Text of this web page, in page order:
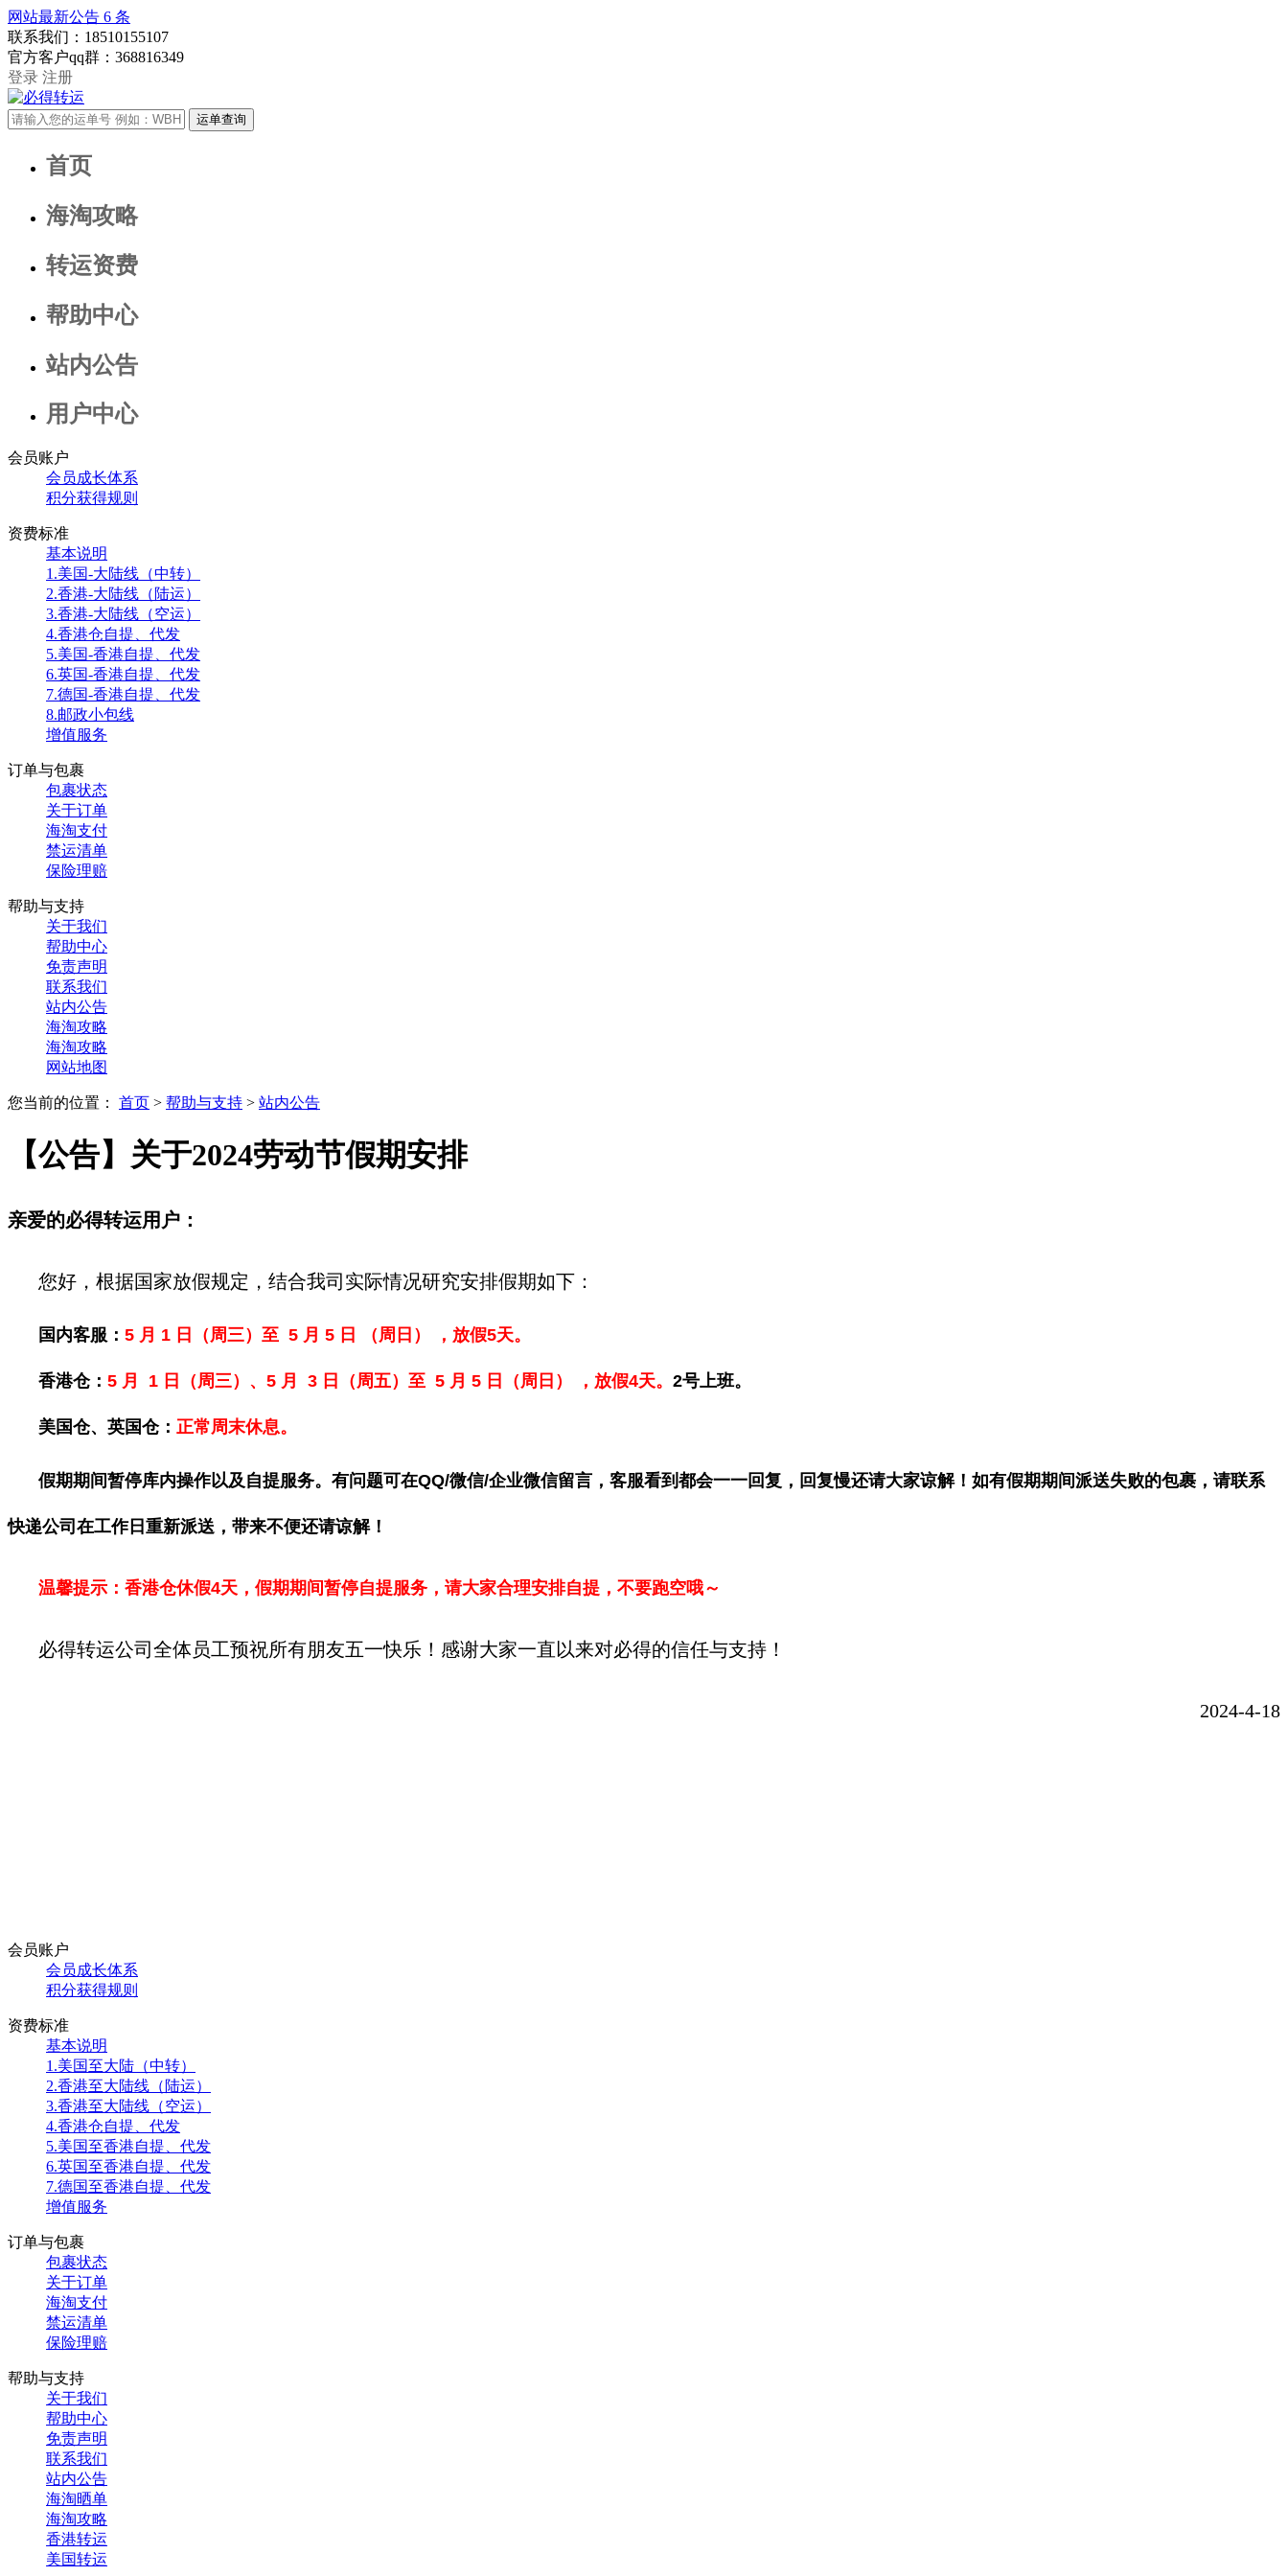
网站最新公告 6 条
联系我们： 18510155107
官方客户qq群： 368816349
登录 注册
首页
海淘攻略
转运资费
帮助中心
站内公告
用户中心
会员账户
会员成长体系
积分获得规则
资费标准
基本说明
1.美国-大陆线（中转）
2.香港-大陆线（陆运）
3.香港-大陆线（空运）
4.香港仓自提、代发
5.美国-香港自提、代发
6.英国-香港自提、代发
7.德国-香港自提、代发
8.邮政小包线
增值服务
订单与包裹
包裹状态
关于订单
海淘支付
禁运清单
保险理赔
帮助与支持
关于我们
帮助中心
免责声明
联系我们
站内公告
海淘攻略
海淘攻略
网站地图
您当前的位置： 首页 > 帮助与支持 > 站内公告
【公告】关于2024劳动节假期安排
亲爱的必得转运用户：
您好， 根据国家放假规定，结合我司实际情况研究安排假期如下 ：
国内客服： 5 月 1 日（周三）至 5 月 5 日 （周日） ，放假5天。
香港仓： 5 月 1 日（周三）、 5 月 3 日（周五）至 5 月 5 日（周日） ，放假4天。 2号上班。
美国仓、英国仓： 正常周末休息。
假期期间暂停库内操作以及自提服务。有问题可在QQ/微信/企业微信留言，客服看到都会一一回复，回复慢还请大家谅解！ 如有假期期间派送失败的包裹，请联系
快递公司在工作日重新派送，带来不便还请谅解！
温馨提示：香港仓休假4天，假期期间暂停自提服务，请大家合理安排自提，不要跑空哦～
必得转运公司全体员工预祝所有朋友五一快乐！感谢大家一直以来对必得的信任与支持！
2024-4-18
会员账户
会员成长体系
积分获得规则
资费标准
基本说明
1.美国至大陆（中转）
2.香港至大陆线（陆运）
3.香港至大陆线（空运）
4.香港仓自提、代发
5.美国至香港自提、代发
6.英国至香港自提、代发
7.德国至香港自提、代发
增值服务
订单与包裹
包裹状态
关于订单
海淘支付
禁运清单
保险理赔
帮助与支持
关于我们
帮助中心
免责声明
联系我们
站内公告
海淘晒单
海淘攻略
香港转运
美国转运